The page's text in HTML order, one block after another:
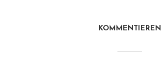
KOMMENTIEREN